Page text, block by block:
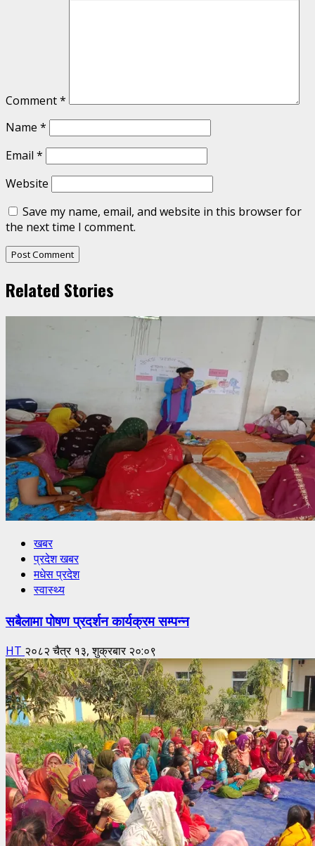
Comment*
Name *
Email *
Website
Save my name, email, and website in this browser for
the next time I comment.
Related Stories
खबर
प्रदेश खबर
मधेस प्रदेश
स्वास्थ्य
सबैलामा पोषण प्रदर्शन कार्यक्रम सम्पन्न
HT २०८२ चैत्र १३, शुक्रबार २०:०९